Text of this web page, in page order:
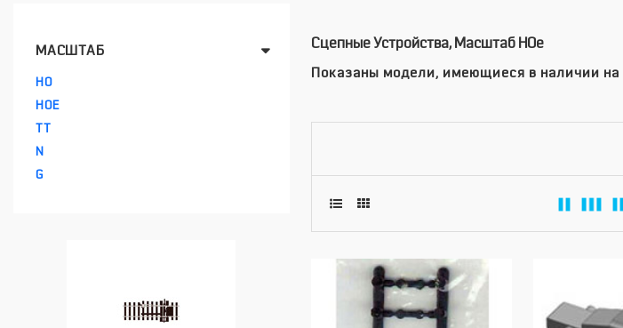
МАСШТАБ
HO
HOE
TT
N
G
Сцепные Устройства, Масштаб HOe
Показаны модели, имеющиеся в наличии